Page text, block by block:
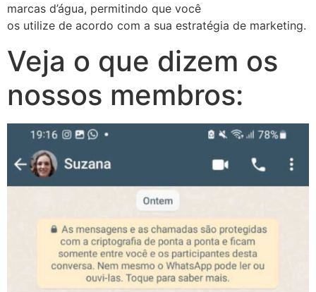
marcas d’água, permitindo que você
os utilize de acordo com a sua estratégia de marketing.
Veja o que dizem os
nossos membros: